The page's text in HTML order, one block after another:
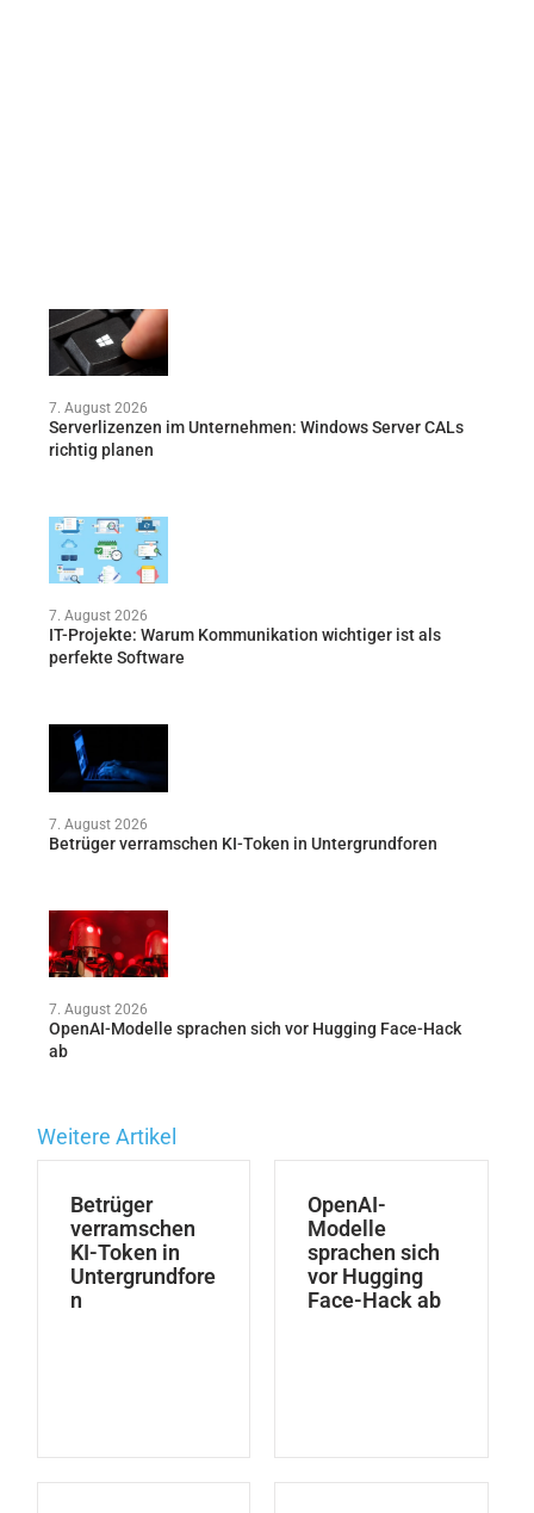
7. August 2026
Serverlizenzen im Unternehmen: Windows Server CALs
richtig planen
7. August 2026
IT-Projekte: Warum Kommunikation wichtiger ist als
perfekte Software
7. August 2026
Betrüger verramschen KI-Token in Untergrundforen
7. August 2026
OpenAI-Modelle sprachen sich vor Hugging Face-Hack
ab
Weitere Artikel
Betrüger
verramschen
KI-Token in
Untergrundfore
n
OpenAI-
Modelle
sprachen sich
vor Hugging
Face-Hack ab